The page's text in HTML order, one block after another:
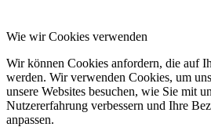
Wie wir Cookies verwenden
Wir können Cookies anfordern, die auf
werden. Wir verwenden Cookies, um
unsere Websites besuchen, wie Sie mit
Nutzererfahrung verbessern und Ihre
anpassen.